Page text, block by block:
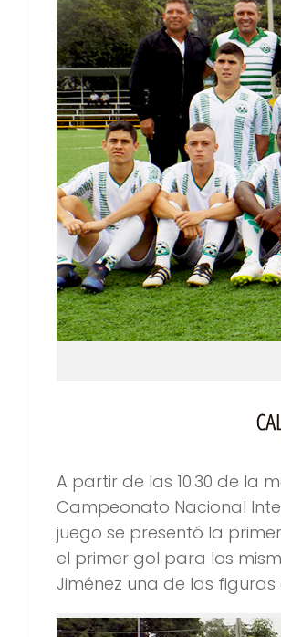
A partir de las 10:30 de la
Campeonato Nacional
juego se presentó la
el primer gol para los
Jiménez una de las